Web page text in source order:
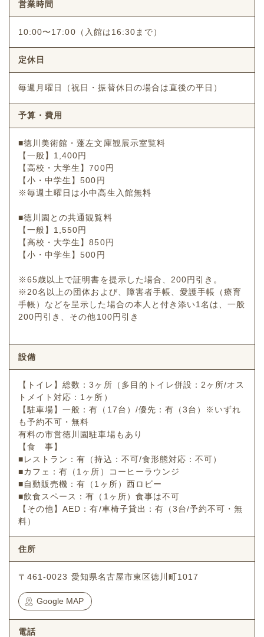
営業時間
10:00〜17:00（入館は16:30まで）
定休日
毎週月曜日（祝日・振替休日の場合は直後の平日）
予算・費用
■徳川美術館・蓬左文庫観展示室覧料
【一般】1,400円
【高校・大学生】700円
【小・中学生】500円
※毎週土曜日は小中高生入館無料
■徳川園との共通観覧料
【一般】1,550円
【高校・大学生】850円
【小・中学生】500円
※65歳以上で証明書を提示した場合、200円引き。
※20名以上の団体および、障害者手帳、愛護手帳（療育
手帳）などを呈示した場合の本人と付き添い1名は、一般
200円引き、その他100円引き
設備
【トイレ】総数：3ヶ所（多目的トイレ併設：2ヶ所/オス
トメイト対応：1ヶ所）
【駐車場】一般：有（17台）/優先：有（3台）※いずれ
も予約不可・無料
有料の市営徳川園駐車場もあり
【食 事】
■レストラン：有（持込：不可/食形態対応：不可）
■カフェ：有（1ヶ所）コーヒーラウンジ
■自動販売機：有（1ヶ所）西ロビー
■飲食スペース：有（1ヶ所）食事は不可
【その他】AED：有/車椅子貸出：有（3台/予約不可・無
料）
住所
〒461-0023 愛知県名古屋市東区徳川町1017
Google MAP
電話